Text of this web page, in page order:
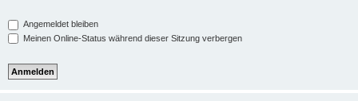
Angemeldet bleiben
Meinen Online-Status während dieser Sitzung verbergen